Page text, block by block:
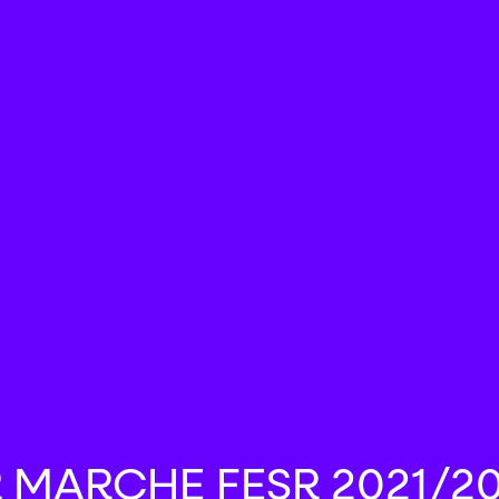
MARCHE FESR 2021/